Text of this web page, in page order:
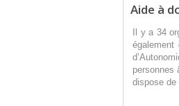
Aide à
Il y a 34
également
personnes
dispose de